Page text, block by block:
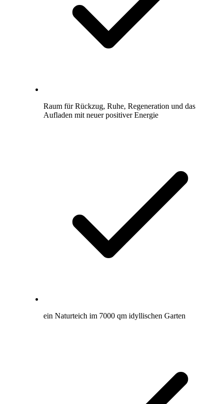
Raum für Rückzug, Ruhe, Regeneration und das
Aufladen mit neuer positiver Energie
ein Naturteich im 7000 qm idyllischen Garten